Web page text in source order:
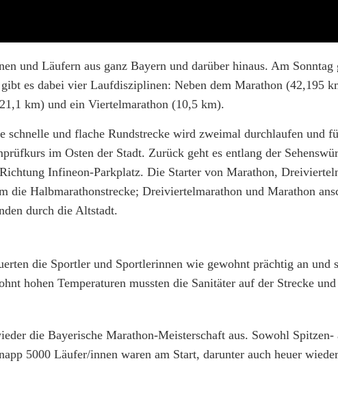
und Läufern aus ganz Bayern und darüber hinaus. Am
es dabei vier Laufdisziplinen: Neben dem Marathon (42,195
km) und ein Viertelmarathon (10,5 km).
schnelle und flache Rundstrecke wird zweimal durchlaufen und
im Osten der Stadt. Zurück geht es entlang der
Infineon-Parkplatz. Die Starter von Marathon,
die Halbmarathonstrecke; Dreiviertelmarathon und Marathon
durch die Altstadt.
die Sportler und Sportlerinnen wie gewohnt prächtig an und
hohen Temperaturen mussten die Sanitäter auf der Strecke
die Bayerische Marathon-Meisterschaft aus. Sowohl Spitzen-
5000 Läufer/innen waren am Start, darunter auch heuer